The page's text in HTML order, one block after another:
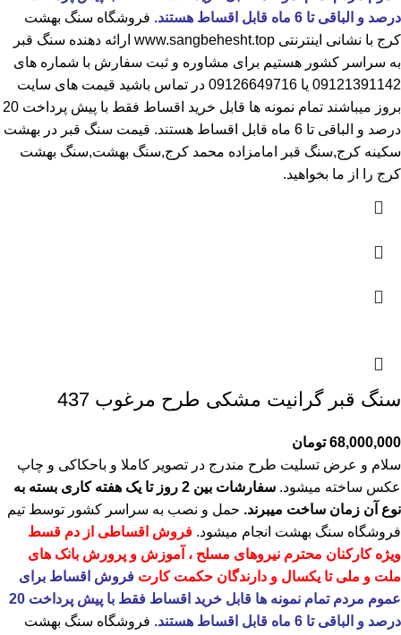
درصد و الباقی تا 6 ماه قابل اقساط هستند.
فروشگاه سنگ بهشت
کرج با نشانی اینترنتی www.sangbehesht.top ارائه دهنده سنگ قبر
به سراسر کشور هستیم برای مشاوره و ثبت سفارش با شماره های
09121391142 یا 09126649716 در تماس باشید قیمت های سایت
بروز میباشند تمام نمونه ها قابل خرید اقساط فقط با پیش پرداخت 20
درصد و الباقی تا 6 ماه قابل اقساط هستند.
قیمت سنگ قبر در بهشت
سکینه کرج,سنگ قبر امامزاده محمد کرج,سنگ بهشت,سنگ بهشت
کرج را از ما بخواهید.
سنگ قبر گرانیت مشکی طرح مرغوب 437
68,000,000 تومان
سلام و عرض تسلیت طرح مندرج در تصویر کاملا و باحکاکی و چاپ
عکس ساخته میشود.
سفارشات بین 2 روز تا یک هفته کاری بسته به
نوع آن زمان ساخت میبرند. حمل و نصب به سراسر کشور توسط تیم
فروشگاه سنگ بهشت انجام میشود. فروش اقساطی از دم قسط
ویژه کارکنان محترم نیروهای مسلح ، آموزش و پرورش بانک های
ملت و ملی تا یکسال و دارندگان حکمت کارت فروش اقساط برای
عموم مردم تمام نمونه ها قابل خرید اقساط فقط با پیش پرداخت 20
درصد و الباقی تا 6 ماه قابل اقساط هستند.
فروشگاه سنگ بهشت